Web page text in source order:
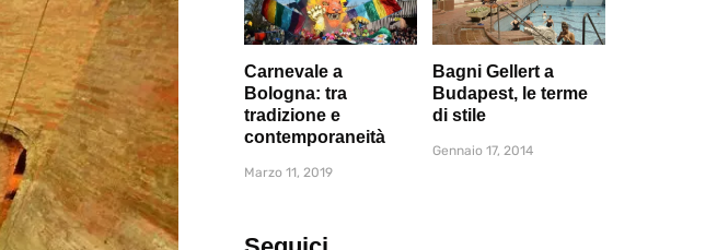
Carnevale a
Bologna: tra
tradizione e
contemporaneità
Marzo 11, 2019
Bagni Gellert a
Budapest, le terme
di stile
Gennaio 17, 2014